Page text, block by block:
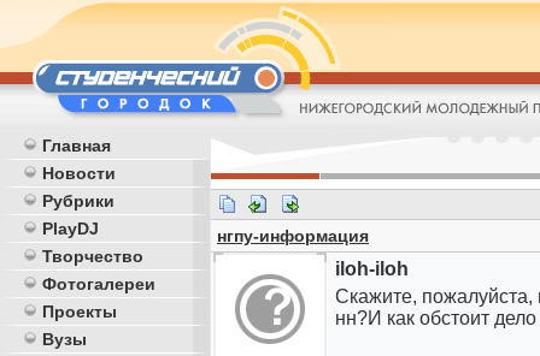
Главная
Новости
Рубрики
PlayDJ
Творчество
Фотогалереи
Проекты
Вузы
нгпу-информация
iloh-iloh
Скажите, пожалуйста,
нн?И как обстоит